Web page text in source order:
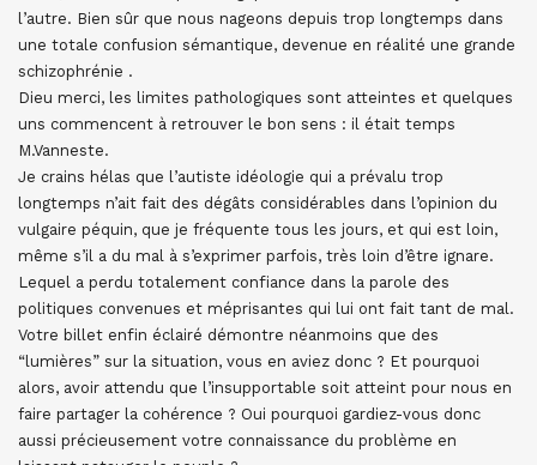
l’autre. Bien sûr que nous nageons depuis trop longtemps dans
une totale confusion sémantique, devenue en réalité une grande
schizophrénie .
Dieu merci, les limites pathologiques sont atteintes et quelques
uns commencent à retrouver le bon sens : il était temps
M.Vanneste.
Je crains hélas que l’autiste idéologie qui a prévalu trop
longtemps n’ait fait des dégâts considérables dans l’opinion du
vulgaire péquin, que je fréquente tous les jours, et qui est loin,
même s’il a du mal à s’exprimer parfois, très loin d’être ignare.
Lequel a perdu totalement confiance dans la parole des
politiques convenues et méprisantes qui lui ont fait tant de mal.
Votre billet enfin éclairé démontre néanmoins que des
“lumières” sur la situation, vous en aviez donc ? Et pourquoi
alors, avoir attendu que l’insupportable soit atteint pour nous en
faire partager la cohérence ? Oui pourquoi gardiez-vous donc
aussi précieusement votre connaissance du problème en